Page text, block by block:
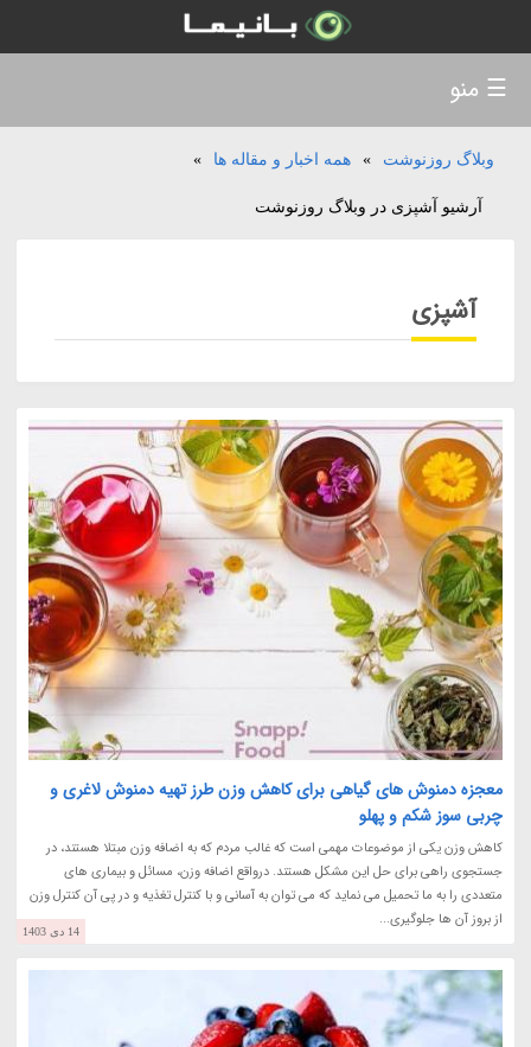
وبلاگ روزنوشت » همه اخبار و مقاله ها »
آرشیو آشپزی در وبلاگ روزنوشت
آشپزی
معجزه دمنوش های گیاهی برای کاهش وزن طرز تهیه دمنوش لاغری و
چربی سوز شکم و پهلو
کاهش وزن یکی از موضوعات مهمی است که غالب مردم که به اضافه وزن مبتلا هستند، در
جستجوی راهی برای حل این مشکل هستند. درواقع اضافه وزن، مسائل و بیماری های
متعددی را به ما تحمیل می نماید که می توان به آسانی و با کنترل تغذیه و در پی آن کنترل وزن
از بروز آن ها جلوگیری...
14 دی 1403
☰ منو